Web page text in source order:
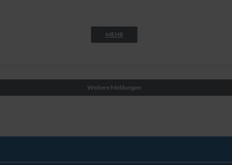
MEHR
Weitere Meldungen